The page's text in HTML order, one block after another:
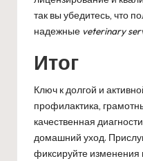
так вы убедитесь, что
надежные veterinary
Итог
Ключ к долгой и
профилактика,
качественная
домашний уход.
фиксируйте изменения